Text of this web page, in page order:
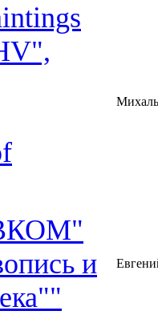
и